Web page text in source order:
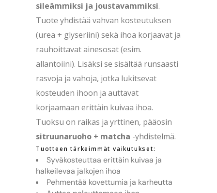
sileämmiksi ja joustavammiksi.
Tuote yhdistää vahvan kosteutuksen
(urea + glyseriini) sekä ihoa korjaavat ja
rauhoittavat ainesosat (esim.
allantoiini). Lisäksi se sisältää runsaasti
rasvoja ja vahoja, jotka lukitsevat
kosteuden ihoon ja auttavat
korjaamaan erittäin kuivaa ihoa.
Tuoksu on raikas ja yrttinen, pääosin
sitruunaruoho + matcha -yhdistelmä.
Tuotteen tärkeimmät vaikutukset:
Syväkosteuttaa erittäin kuivaa ja
halkeilevaa jalkojen ihoa
Pehmentää kovettumia ja karheutta